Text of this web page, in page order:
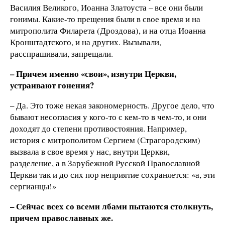
Василия Великого, Иоанна Златоуста – все они были
гонимы. Какие-то прещения были в свое время и на
митрополита Филарета (Дроздова), и на отца Иоанна
Кронштадтского, и на других. Вызывали,
расспрашивали, запрещали.
– Причем именно «свои», изнутри Церкви,
устраивают гонения?
– Да. Это тоже некая закономерность. Другое дело, что
бывают несогласия у кого-то с кем-то в чем-то, и они
доходят до степени противостояния. Например,
история с митрополитом Сергием (Страгородским)
вызвала в свое время у нас, внутри Церкви,
разделение, а в Зарубежной Русской Православной
Церкви так и до сих пор неприятие сохраняется: «а, эти
сергианцы!»
– Сейчас всех со всеми лбами пытаются столкнуть,
причем православных же.